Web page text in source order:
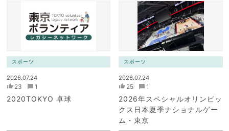
スポーツ
2026.07.24
23 1
2020TOKYO 卓球
スポーツ
2026.07.24
25 1
2026年スペシャルオリンピッ
クス日本夏季ナショナルゲー
ム・東京